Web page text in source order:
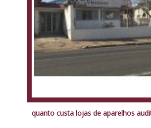
quanto custa lojas de aparelhos